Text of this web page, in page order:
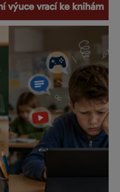
výuce vrací ke knihám